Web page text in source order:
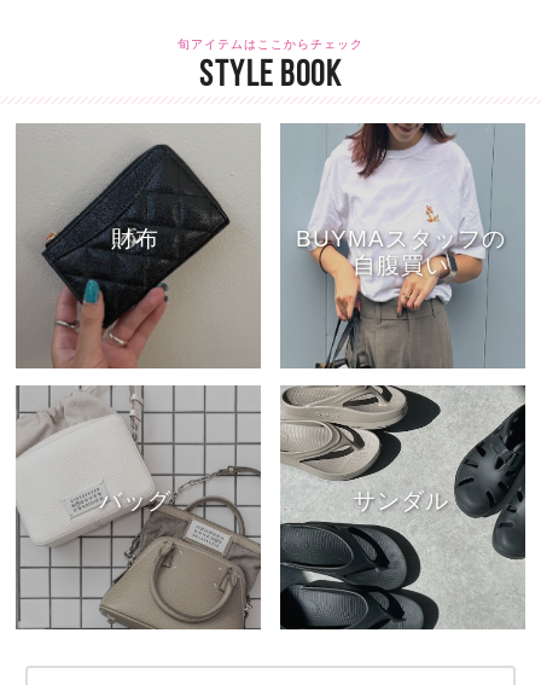
旬アイテムはここからチェック
STYLE BOOK
財布
BUYMAスタッフの
自腹買い
バッグ サンダル